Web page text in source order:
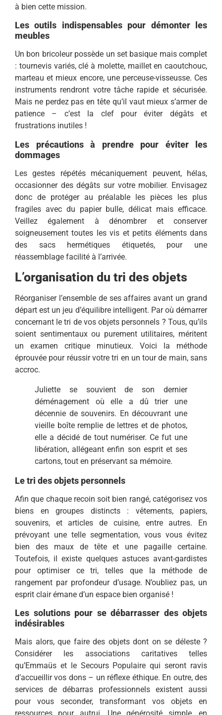
à bien cette mission.
Les outils indispensables pour démonter les
meubles
Un bon bricoleur possède un set basique mais complet
: tournevis variés, clé à molette, maillet en caoutchouc,
marteau et mieux encore, une perceuse-visseusse. Ces
instruments rendront votre tâche rapide et sécurisée.
Mais ne perdez pas en tête qu’il vaut mieux s’armer de
patience – c’est la clef pour éviter dégâts et
frustrations inutiles !
Les précautions à prendre pour éviter les
dommages
Les gestes répétés mécaniquement peuvent, hélas,
occasionner des dégâts sur votre mobilier. Envisagez
donc de protéger au préalable les pièces les plus
fragiles avec du papier bulle, délicat mais efficace.
Veillez également à dénombrer et conserver
soigneusement toutes les vis et petits éléments dans
des sacs hermétiques étiquetés, pour une
réassemblage facilité à l’arrivée.
L’organisation du tri des objets
Réorganiser l’ensemble de ses affaires avant un grand
départ est un jeu d’équilibre intelligent. Par où démarrer
concernant le tri de vos objets personnels ? Tous, qu’ils
soient sentimentaux ou purement utilitaires, méritent
un examen critique minutieux. Voici la méthode
éprouvée pour réussir votre tri en un tour de main, sans
accroc.
Juliette se souvient de son dernier
déménagement où elle a dû trier une
décennie de souvenirs. En découvrant une
vieille boîte remplie de lettres et de photos,
elle a décidé de tout numériser. Ce fut une
libération, allégeant enfin son esprit et ses
cartons, tout en préservant sa mémoire.
Le tri des objets personnels
Afin que chaque recoin soit bien rangé, catégorisez vos
biens en groupes distincts : vêtements, papiers,
souvenirs, et articles de cuisine, entre autres. En
prévoyant une telle segmentation, vous vous évitez
bien des maux de tête et une pagaille certaine.
Toutefois, il existe quelques astuces avant-gardistes
pour optimiser ce tri, telles que la méthode de
rangement par profondeur d’usage. N’oubliez pas, un
esprit clair émane d’un espace bien organisé !
Les solutions pour se débarrasser des objets
indésirables
Mais alors, que faire des objets dont on se déleste ?
Considérer les associations caritatives telles
qu’Emmaüs et le Secours Populaire qui seront ravis
d’accueillir vos dons – un réflexe éthique. En outre, des
services de débarras professionnels existent aussi
pour vous seconder, transformant vos objets en